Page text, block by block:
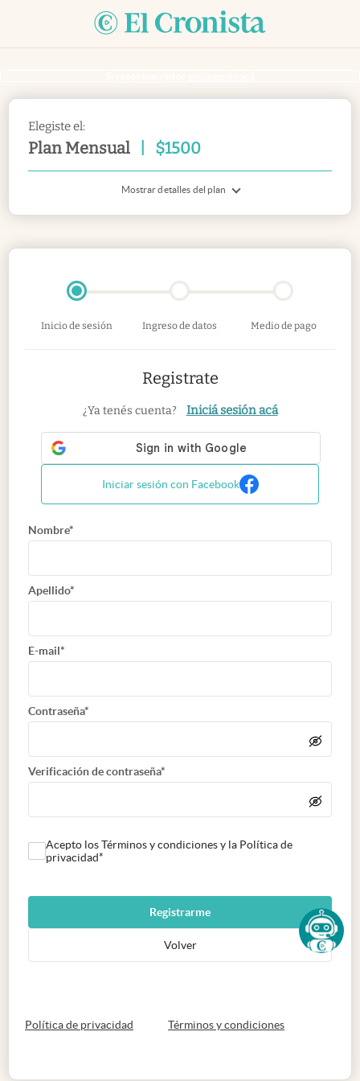
Elegiste el:
Plan Mensual $1500
Mostrar detalles del plan
Inicio de sesión Ingreso de datos Medio de pago
Registrate
¿Ya tenés cuenta? Iniciá sesión acá
Iniciar sesión con Facebook
Nombre*
Apellido*
E-mail*
Contraseña*
Verificación de contraseña*
Acepto los Términos y condiciones y la Política de
privacidad*
Registrarme
Volver
Política de privacidad abre en nueva pestaña
Términos y condicionesabre en nueva